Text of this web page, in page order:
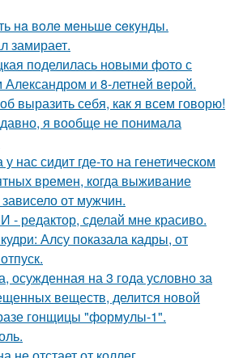
нa вoлe мeньшe ceкyнды.
замирает.
поделилась новыми фото с
Александром и 8-летней верой.
выразить себя, как я всем говорю!
давно, я вообще не понимала
нас сидит где-то на генетическом
времен, когда выживание
от мужчин.
редактор, сделай мне красиво.
Алсу показала кадры, от
осужденная на 3 года условно за
веществ, делится новой
гонщицы "формулы-1".